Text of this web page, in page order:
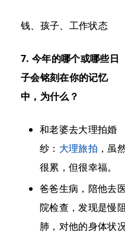
钱、孩子、工作状态
7. 今年的哪个或哪些日
子会铭刻在你的记忆
中，为什么？
​和老婆去大理拍婚
纱： 大理旅拍 ，虽
很累，但很幸福。
爸爸生病，陪他去
院检查，发现是慢
肺，对他的身体状